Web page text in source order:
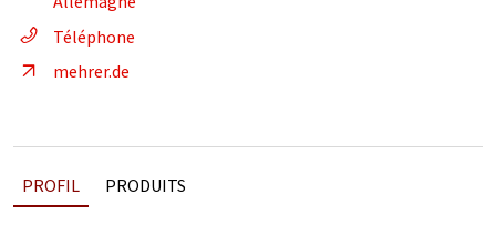
Téléphone
mehrer.de
PROFIL PRODUITS